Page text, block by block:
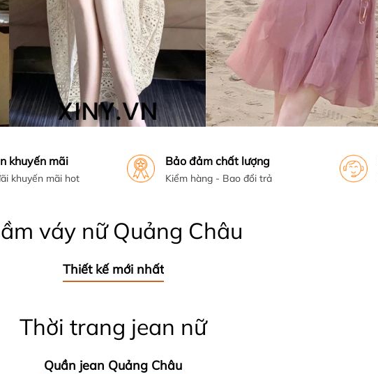
khuyến mãi
khuyến mãi hot
Bảo đảm chất lượng
Kiểm hàng - Bao đổi trả
váy nữ Quảng Châu
Thiết kế mới nhất
Thời trang jean nữ
Quần jean Quảng Châu